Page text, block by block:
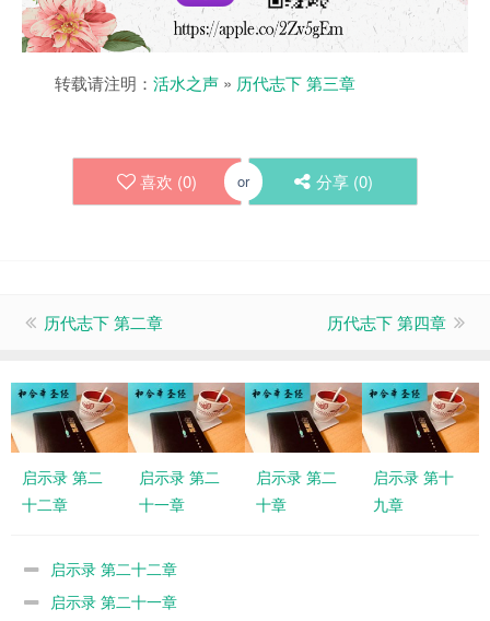
转载请注明： 活水之声 » 历代志下 第三章
喜欢 (0) or 分享 (0)
历代志下 第二章 历代志下 第四章
启示录 第二
十二章
启示录 第二
十一章
启示录 第二
十章
启示录 第十
九章
启示录 第二十二章
启示录 第二十一章